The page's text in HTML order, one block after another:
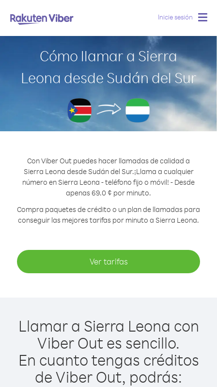
Inicie sesión
Cómo llamar a Sierra
Leona desde Sudán del Sur
Con Viber Out puedes hacer llamadas de calidad a
Sierra Leona desde Sudán del Sur.¡Llama a cualquier
número en Sierra Leona - teléfono fijo o móvil! - Desde
apenas 69.0 ¢ por minuto.
Compra paquetes de crédito o un plan de llamadas para
conseguir las mejores tarifas por minuto a Sierra Leona.
Ver tarifas
Llamar a Sierra Leona con
Viber Out es sencillo.
En cuanto tengas créditos
de Viber Out, podrás: